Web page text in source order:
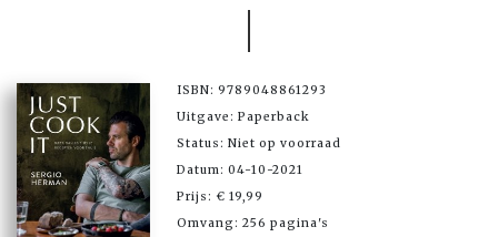
ISBN: 9789048861293
Uitgave: Paperback
Status: Niet op voorraad
Datum: 04-10-2021
Prijs: € 19,99
Omvang: 256 pagina's